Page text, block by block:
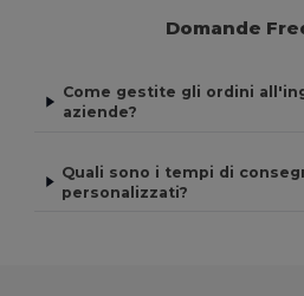
Domande
Come gestite gli ordini
aziende?
Quali sono i tempi di
personalizzati?